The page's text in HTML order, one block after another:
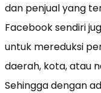
dan penjual yang
Facebook sendiri
untuk mereduksi
daerah, kota, atau
Sehingga dengan